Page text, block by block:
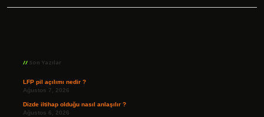
Son Yazılar
LFP pil açılımı nedir ?
Ağustos 7, 2026
Dizde iltihap olduğu nasıl anlaşılır ?
Ağustos 6, 2026